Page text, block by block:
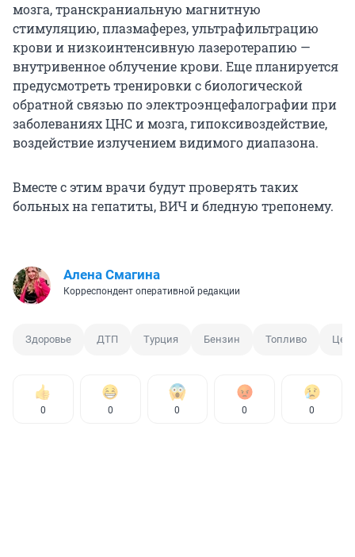
мозга, транскраниальную магнитную
стимуляцию, плазмаферез, ультрафильтрацию
крови и низкоинтенсивную лазеротерапию —
внутривенное облучение крови. Еще планируется
предусмотреть тренировки с биологической
обратной связью по электроэнцефалографии при
заболеваниях ЦНС и мозга, гипоксивоздействие,
воздействие излучением видимого диапазона.
Вместе с этим врачи будут проверять таких
больных на гепатиты, ВИЧ и бледную трепонему.
Алена Смагина
Корреспондент оперативной редакции
Здоровье ДТП Турция Бензин Топливо
0 0 0 0 0